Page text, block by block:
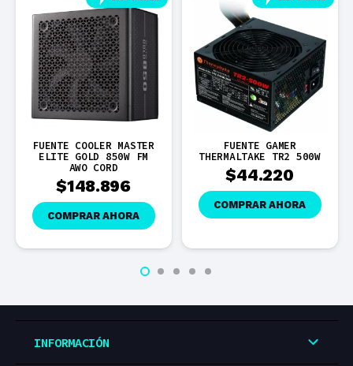
FUENTE COOLER MASTER
ELITE GOLD 850W FM
AWO CORD
$148.896
COMPRAR AHORA
FUENTE GAMER
THERMALTAKE TR2 500W
$44.220
COMPRAR AHORA
INFORMACIÓN